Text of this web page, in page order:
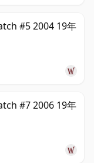
#5 2004 19年
#7 2006 19年